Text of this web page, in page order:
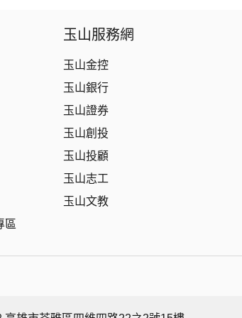
區
玉山服務網
玉山金控
玉山銀行
玉山證券
玉山創投
玉山投顧
玉山志工
玉山文教